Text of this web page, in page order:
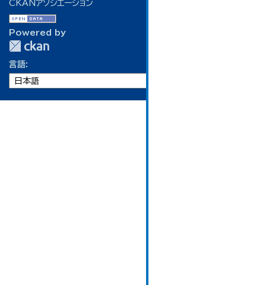
CKANアソシエーション
Powered by
言語